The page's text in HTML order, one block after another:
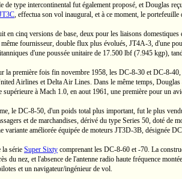
de type intercontinental fut également proposé, et Douglas
, effectua son vol inaugural, et à ce moment, le
en cinq versions de base, deux pour les liaisons
fournisseur, double flux plus évolués, JT4A-3, d'une
d'une poussée unitaire de 17.500 lbf (7.945 kgp),
la première fois fin novembre 1958, les DC-8-30 etDC-8-40,
Airlines et Delta Air Lines. Dans le même temps,
supérieure à Mach 1.0, en aout 1961, une première pour un
le DC-8-50, d'un poids total plus important, fut le plus
et de marchandises, dérivé du type Series 50, doté de
variante améliorée équipée de moteurs JT3D-3B, désignée
la série Super Sixty comprenant les DC-8-60 et-70. La
du nez, et l'absence de l'antenne radio haute fréquence
et un navigateur/ingénieur de vol.